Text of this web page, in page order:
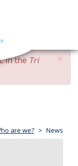
navigation
×
in the Tri
are we? News